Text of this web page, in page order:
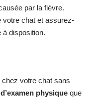
par la fièvre.
votre chat et assurez-
à disposition.
votre chat sans
physique que